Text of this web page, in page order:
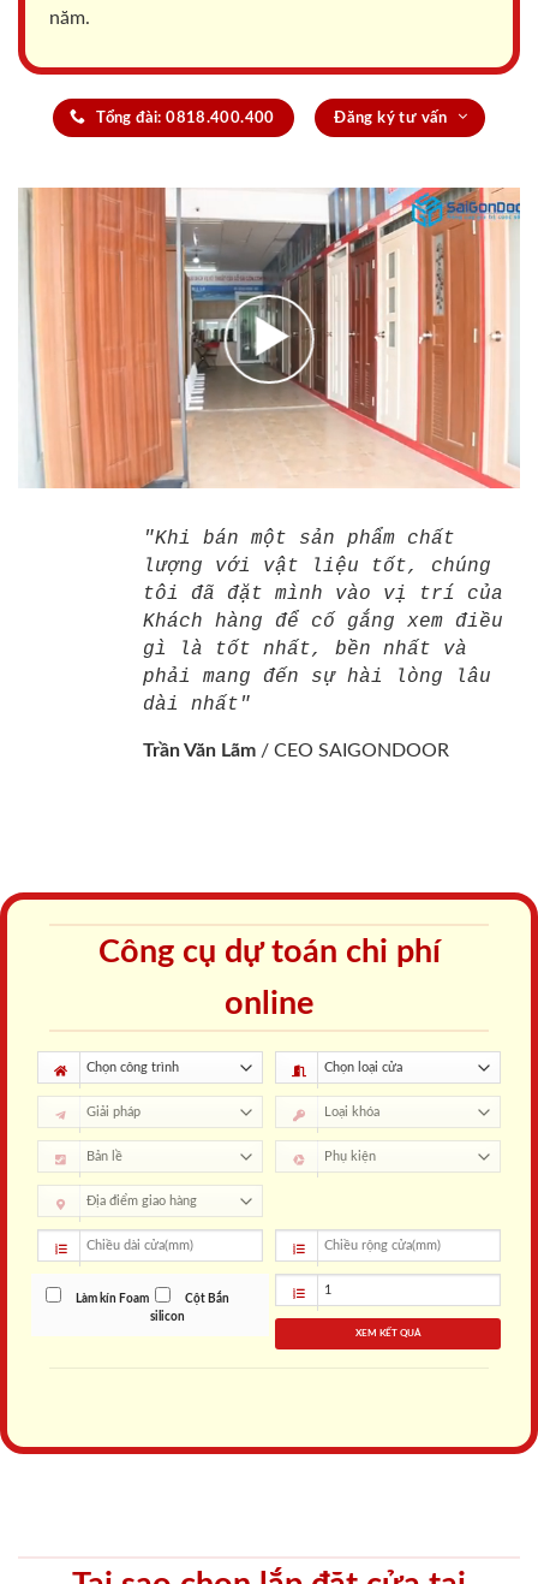
năm.
Tổng đài: 0818.400.400 Đăng ký tư vấn
"Khi bán một sản phẩm chất
lượng với vật liệu tốt, chúng
tôi đã đặt mình vào vị trí của
Khách hàng để cố gắng xem điều
gì là tốt nhất, bền nhất và
phải mang đến sự hài lòng lâu
dài nhất"
Trần Văn Lãm / CEO SAIGONDOOR
Công cụ dự toán chi phí
online
Làm kín Foam
Cột Bắn
silicon
XEM KẾT QUẢ